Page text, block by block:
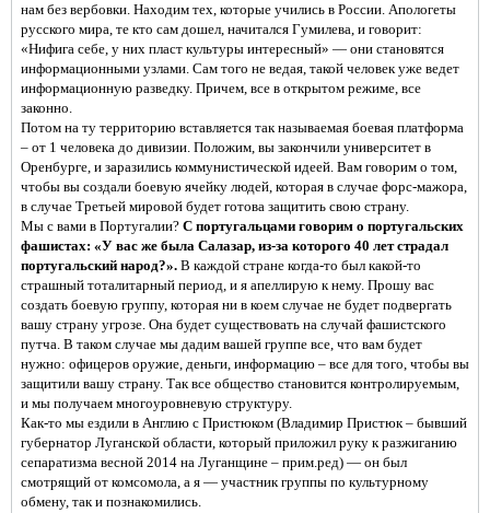
нам без вербовки. Находим тех, которые учились в России. Апологеты
русского мира, те кто сам дошел, начитался Гумилева, и говорит:
«Нифига себе, у них пласт культуры интересный» — они становятся
информационными узлами. Сам того не ведая, такой человек уже ведет
информационную разведку. Причем, все в открытом режиме, все
законно.
Потом на ту территорию вставляется так называемая боевая платформа
– от 1 человека до дивизии. Положим, вы закончили университет в
Оренбурге, и заразились коммунистической идеей. Вам говорим о том,
чтобы вы создали боевую ячейку людей, которая в случае форс-мажора,
в случае Третьей мировой будет готова защитить свою страну.
Мы с вами в Португалии? С португальцами говорим о португальских
фашистах: «У вас же была Салазар, из-за которого 40 лет страдал
португальский народ?». В каждой стране когда-то был какой-то
страшный тоталитарный период, и я апеллирую к нему. Прошу вас
создать боевую группу, которая ни в коем случае не будет подвергать
вашу страну угрозе. Она будет существовать на случай фашистского
путча. В таком случае мы дадим вашей группе все, что вам будет
нужно: офицеров оружие, деньги, информацию – все для того, чтобы вы
защитили вашу страну. Так все общество становится контролируемым,
и мы получаем многоуровневую структуру.
Как-то мы ездили в Англию с Пристюком (Владимир Пристюк – бывший
губернатор Луганской области, который приложил руку к разжиганию
сепаратизма весной 2014 на Луганщине – прим.ред) — он был
смотрящий от комсомола, а я — участник группы по культурному
обмену, так и познакомились.